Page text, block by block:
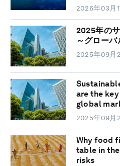
2026年03月
2025年の
～グロー
2025年09月
are the
global
2025年09月
Why food
table in
risks